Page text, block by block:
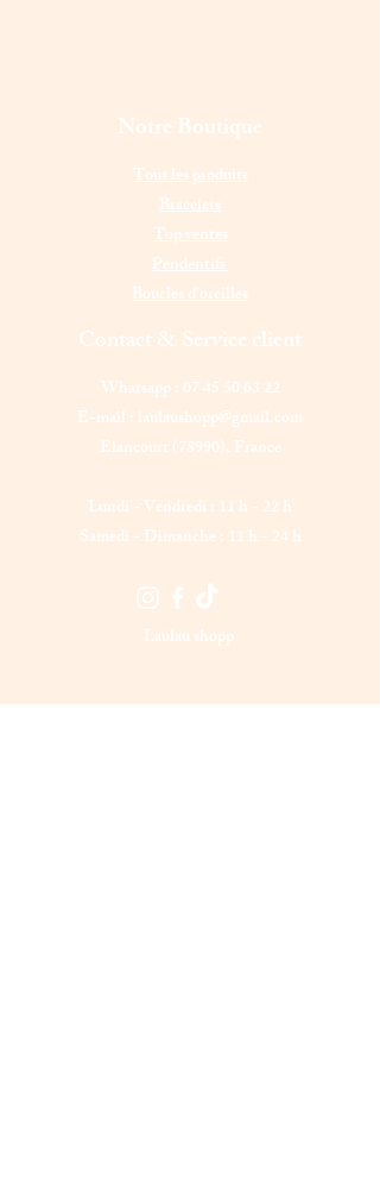
Notre Boutique
Tous les produits
Bracelets
Top ventes
Pendentifs
Boucles d'oreilles
Contact & Service client
Whatsapp : 07 45 50 63 22
E-mail : laulaushopp@gmail.com
Elancourt (78990), France
Lundi - Vendredi : 11 h - 22 h
Samedi - Dimanche : 11 h - 24 h
Laulau shopp